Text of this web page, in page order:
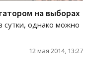
на выборах
сутки, однако можно
12 мая 2014, 13:27